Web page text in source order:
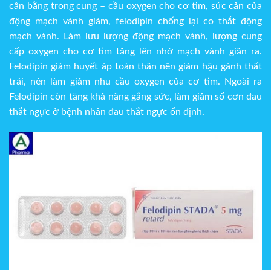
cân bằng trong cung – cầu oxygen cho cơ tim, sức cản của
động mạch vành giảm, felodipin chống lại co thắt động
mạch vành. Làm lưu lượng động mạch vành, lượng cung
cấp oxygen cho cơ tim tăng lên nhờ mạch vành giãn ra.
Felodipin giảm huyết áp toàn thân nên giảm hậu gánh thất
trái, nên làm giảm nhu cầu oxygen của cơ tim. Ngoài ra
Felodipin còn tăng khả năng gắng sức, làm giảm số cơn đau
thắt ngực ở bệnh nhân đau thắt ngực ổn định.